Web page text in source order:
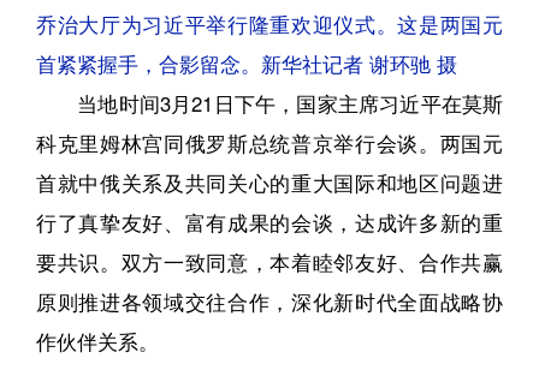
乔治大厅为习近平举行隆重欢迎仪式。这是两国元
首紧紧握手，合影留念。新华社记者 谢环驰 摄
当地时间3月21日下午，国家主席习近平在莫斯
科克里姆林宫同俄罗斯总统普京举行会谈。两国元
首就中俄关系及共同关心的重大国际和地区问题进
行了真挚友好、富有成果的会谈，达成许多新的重
要共识。双方一致同意，本着睦邻友好、合作共赢
原则推进各领域交往合作，深化新时代全面战略协
作伙伴关系。